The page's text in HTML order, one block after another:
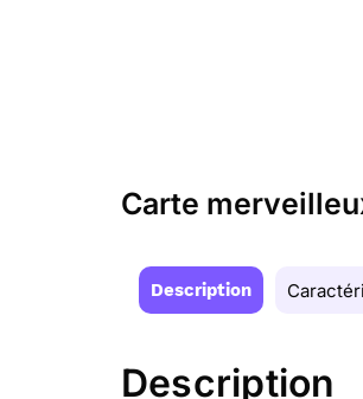
Carte
Description
Description